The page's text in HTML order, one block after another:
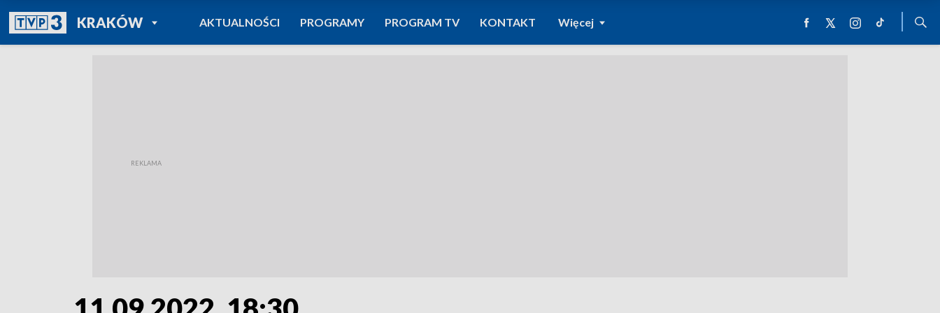
KRAKÓWPOWRÓT DO
TVP REGIONY
AKTUALNOŚCI PROGRAMY PROGRAM TV KONTAKT Więcej